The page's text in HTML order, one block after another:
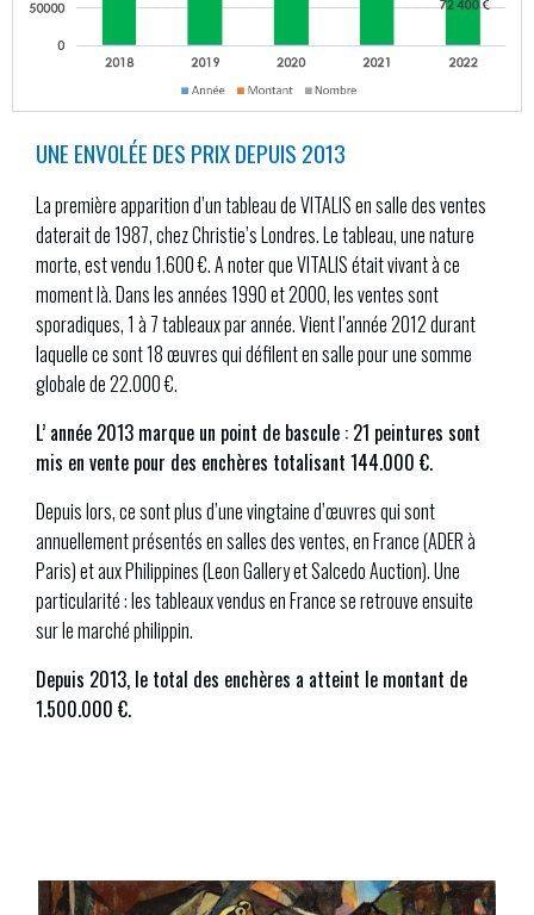
UNE ENVOLÉE DES PRIX DEPUIS 2013
La première apparition d’un tableau de VITALIS en salle des ventes
daterait de 1987, chez Christie’s Londres. Le tableau, une nature
morte, est vendu 1.600 €. A noter que VITALIS était vivant à ce
moment là. Dans les années 1990 et 2000, les ventes sont
sporadiques, 1 à 7 tableaux par année. Vient l’année 2012 durant
laquelle ce sont 18 œuvres qui défilent en salle pour une somme
globale de 22.000 €.
L’ année 2013 marque un point de bascule : 21 peintures sont
mis en vente pour des enchères totalisant 144.000 €.
Depuis lors, ce sont plus d’une vingtaine d’œuvres qui sont
annuellement présentés en salles des ventes, en France (ADER à
Paris) et aux Philippines (Leon Gallery et Salcedo Auction). Une
particularité : les tableaux vendus en France se retrouve ensuite
sur le marché philippin.
Depuis 2013, le total des enchères a atteint le montant de
1.500.000 €.